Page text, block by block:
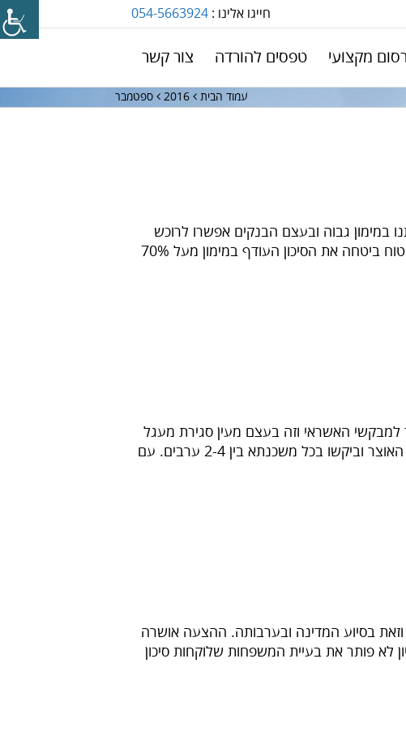
חייגו אלינו : 054-5663924
מקצועי טפסים להורדה צור קשר
עמוד הבית 2016 ספטמבר
ולקבל החזר כספי משמעותי מהבנק? משכנתאות רבות שנלקחו עד שנת 2012 ניתנו במימון גבוה ובעצם הבנקים אפשרו לרוכש
לרכוש נכס כמעט ללא הון עצמי וזאת באמצעות ביטוח המשכנתא ע"י חברת ביטוח EMI. חברת הביטוח ביטחה את הסיכון העודף במימון מעל 70%
האשראי וזה בעצם מעין סגירת מעגל
שהחלה בתחילת שנות האלפיים. אם בראשית שנות ה-90 הבנקים אישרו משכנתאות בעיקר מכספי האוצר וביקשו בכל משכנתא בין 2-4 ערבים. עם
עד לגובה של 90% משווי הדירה הראשונה וזאת בסיוע המדינה ובערבותה. ההצעה אושרה
פותר את בעיית המשפחות שלוקחות סיכון